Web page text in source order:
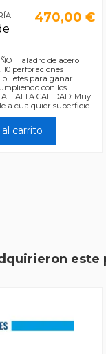
470,00 €
Taladro de acero
perforaciones
para ganar
con los
ALTA CALIDAD: Muy
a cualquier superficie.
carrito